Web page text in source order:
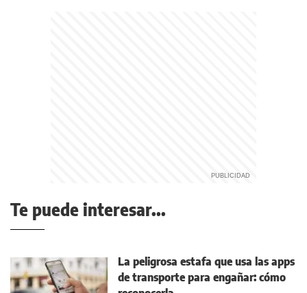
Te puede interesar...
La peligrosa estafa que usa las apps
de transporte para engañar: cómo